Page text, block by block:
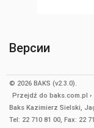
Версии
© 2026 BAKS (v2.3.0).
Przejdź do baks.com.pl
Baks Kazimierz Sielski,
Tel: 22 710 81 00, Fax: 22